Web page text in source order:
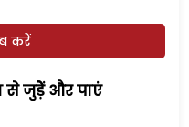
करें
से जुड़ेें और पाएं